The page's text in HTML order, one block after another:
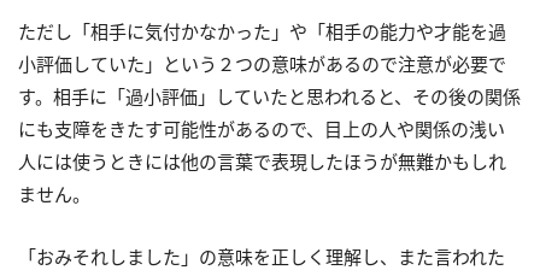
ただし「相手に気付かなかった」や「相手の能力や才能を過
小評価していた」という２つの意味があるので注意が必要で
す。相手に「過小評価」していたと思われると、その後の関係
にも支障をきたす可能性があるので、目上の人や関係の浅い
人には使うときには他の言葉で表現したほうが無難かもしれ
ません。
「おみそれしました」の意味を正しく理解し、また言われた